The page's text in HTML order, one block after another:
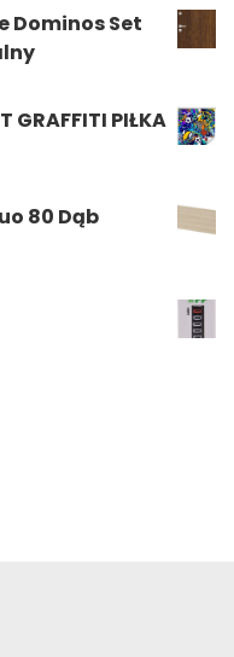
Dominos Set
GRAFFITI PIŁKA
80 Dąb